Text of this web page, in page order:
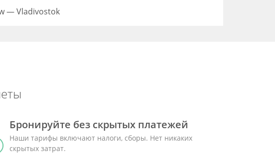
— Vladivostok
Бронируйте без скрытых платежей
Наши тарифы включают налоги, сборы. Нет никаких
скрытых затрат.